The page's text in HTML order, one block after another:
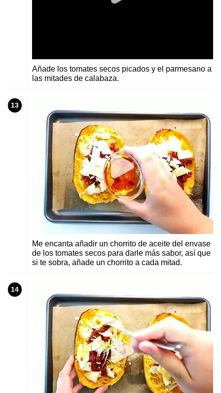
Añade los tomates secos picados y el parmesano a
las mitades de calabaza.
13
Me encanta añadir un chorrito de aceite del envase
de los tomates secos para darle más sabor, así que
si te sobra, añade un chorrito a cada mitad.
14